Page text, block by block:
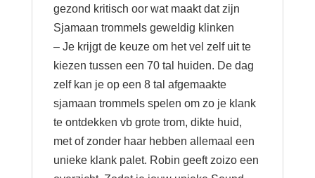
gezond kritisch oor wat maakt dat zijn
Sjamaan trommels geweldig klinken
– Je krijgt de keuze om het vel zelf uit te
kiezen tussen een 70 tal huiden. De dag
zelf kan je op een 8 tal afgemaakte
sjamaan trommels spelen om zo je klank
te ontdekken vb grote trom, dikte huid,
met of zonder haar hebben allemaal een
unieke klank palet. Robin geeft zoizo een